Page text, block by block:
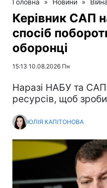
Керівник САП
спосіб
оборонці
15:13 10.08.2026 Пн
Наразі НАБУ та
ресурсів, щоб
ЮЛІЯ КАПІТОНОВА